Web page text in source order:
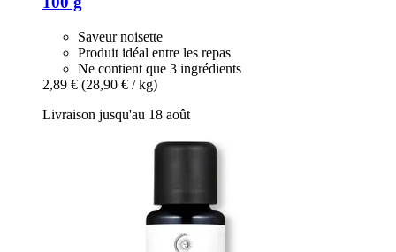
Saveur noisette
Produit idéal entre les repas
Ne contient que 3 ingrédients
2,89 € (28,90 € / kg)
Livraison jusqu'au 18 août